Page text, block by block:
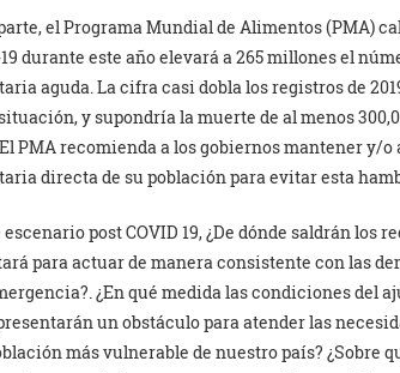
el Programa Mundial de Alimentos (PMA)
durante este año elevará a 265 millones el
aguda. La cifra casi dobla los registros de
y supondría la muerte de al menos
PMA recomienda a los gobiernos mantener y/
directa de su población para evitar esta
escenario post COVID 19, ¿De dónde saldrán los
para actuar de manera consistente con las
¿En qué medida las condiciones del
un obstáculo para atender las
más vulnerable de nuestro país? ¿Sobre